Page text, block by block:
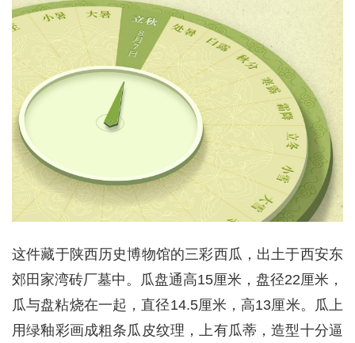
这件藏于陕西历史博物馆的三彩西瓜，出土于西安东
郊田家湾砖厂墓中。瓜盘通高15厘米，盘径22厘米，
瓜与盘粘烧在一起，直径14.5厘米，高13厘米。瓜上
用绿釉彩画成粗条瓜皮纹理，上有瓜蒂，造型十分逼